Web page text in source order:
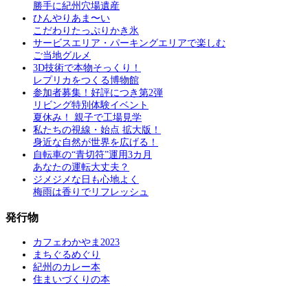
勝手に紀州穴場遺産
ひんやりあま〜い
こだわりたっぷりかき氷
サービスエリア・パーキングエリアで楽しむ
ご当地グルメ
3D技術で本物そっくり！
レプリカをつくる博物館
参加者募集！好評につき第2弾
リビング特別体験イベント
夏休み！ 親子で工場見学
私たちの視線・始点 拡大版！
身近な自然が世界を広げる！
自転車の“青切符”運用3カ月
あなたの運転大丈夫？
ジメジメな日も心地よく
梅雨は香りでリフレッシュ
発行物
カフェわかやま2023
まちぐるめぐり
紀州のカレー本
住まいづくりの本